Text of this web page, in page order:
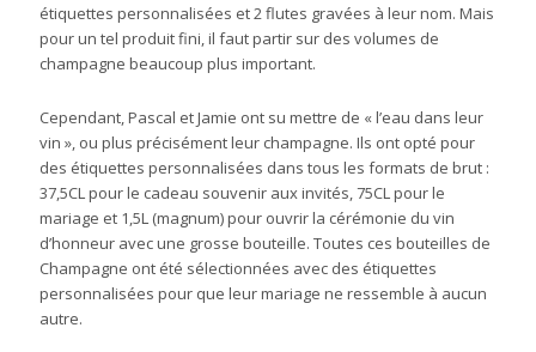
étiquettes personnalisées et 2 flutes gravées à leur nom. Mais
pour un tel produit fini, il faut partir sur des volumes de
champagne beaucoup plus important.
Cependant, Pascal et Jamie ont su mettre de « l’eau dans leur
vin », ou plus précisément leur champagne. Ils ont opté pour
des étiquettes personnalisées dans tous les formats de brut :
37,5CL pour le cadeau souvenir aux invités, 75CL pour le
mariage et 1,5L (magnum) pour ouvrir la cérémonie du vin
d’honneur avec une grosse bouteille. Toutes ces bouteilles de
Champagne ont été sélectionnées avec des étiquettes
personnalisées pour que leur mariage ne ressemble à aucun
autre.